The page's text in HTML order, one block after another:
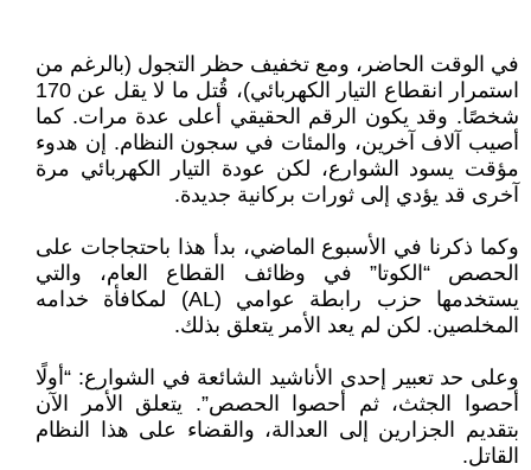
في الوقت الحاضر، ومع تخفيف حظر التجول (بالرغم من
استمرار انقطاع التيار الكهربائي)، قُتل ما لا يقل عن 170
شخصًا. وقد يكون الرقم الحقيقي أعلى عدة مرات. كما
أصيب آلاف آخرين، والمئات في سجون النظام. إن هدوء
مؤقت يسود الشوارع، لكن عودة التيار الكهربائي مرة
آخرى قد يؤدي إلى ثورات بركانية جديدة.
وكما ذكرنا في الأسبوع الماضي، بدأ هذا باحتجاجات على
الحصص “الكوتا” في وظائف القطاع العام، والتي
يستخدمها حزب رابطة عوامي (AL) لمكافأة خدامه
المخلصين. لكن لم يعد الأمر يتعلق بذلك.
وعلى حد تعبير إحدى الأناشيد الشائعة في الشوارع: “أولًا
أحصوا الجثث، ثم أحصوا الحصص”. يتعلق الأمر الآن
بتقديم الجزارين إلى العدالة، والقضاء على هذا النظام
القاتل.